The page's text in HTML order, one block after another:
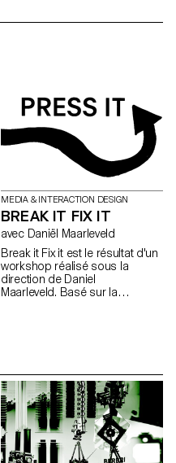
MEDIA & INTERACTION DESIGN
BREAK IT FIX IT
avec Daniël Maarleveld
Break it Fix it est le résultat d'un
workshop réalisé sous la
direction de Daniel
Maarleveld. Basé sur la
clip vidéo compilant les
différents systèmes
typographiques, ainsi qu'une
série de posters interactifs
basés sur les mêmes règles.